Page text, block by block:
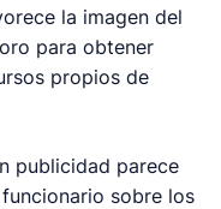
la imagen del
para obtener
propios de
publicidad parece
sobre los